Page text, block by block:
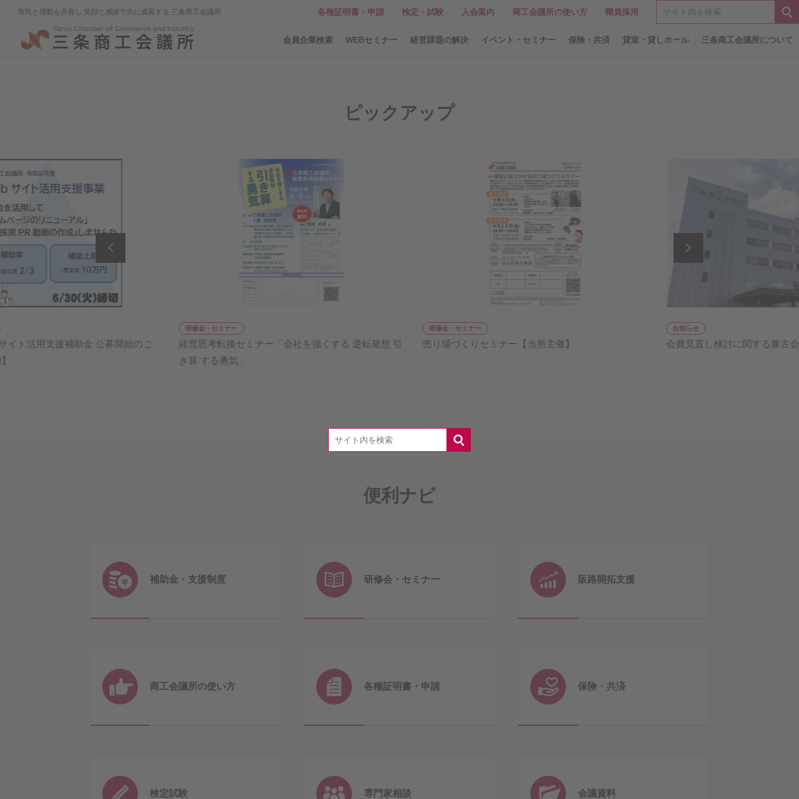
市民と感動を共有し 笑顔と感謝で共に成長する 三条商工会議所 各種証明書・申請 検定・試験 入会案内 商工会議所の使い方 職員採用
会員企業検索 WEBセミナー 経営課題の解決 イベント・セミナー 保険・共済 貸室・貸しホール 三条商工会議所について
ピックアップ
ご
経営思考転換セミナー「会社を強くする 逆転発想 引
売り場づくりセミナー【当所主催】 会費見直し検討に関する兼古会頭コメント 第43
便利ナビ
補助金・ 支援制度 研修会・ セミナー 販路開拓支援
商工会議所の使い方 各種証明書・ 申請 保険・共済
検定試験 専門家相談 会議資料